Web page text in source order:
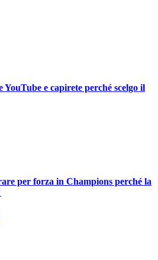
e capirete perché scelgo il
per forza in Champions perché la